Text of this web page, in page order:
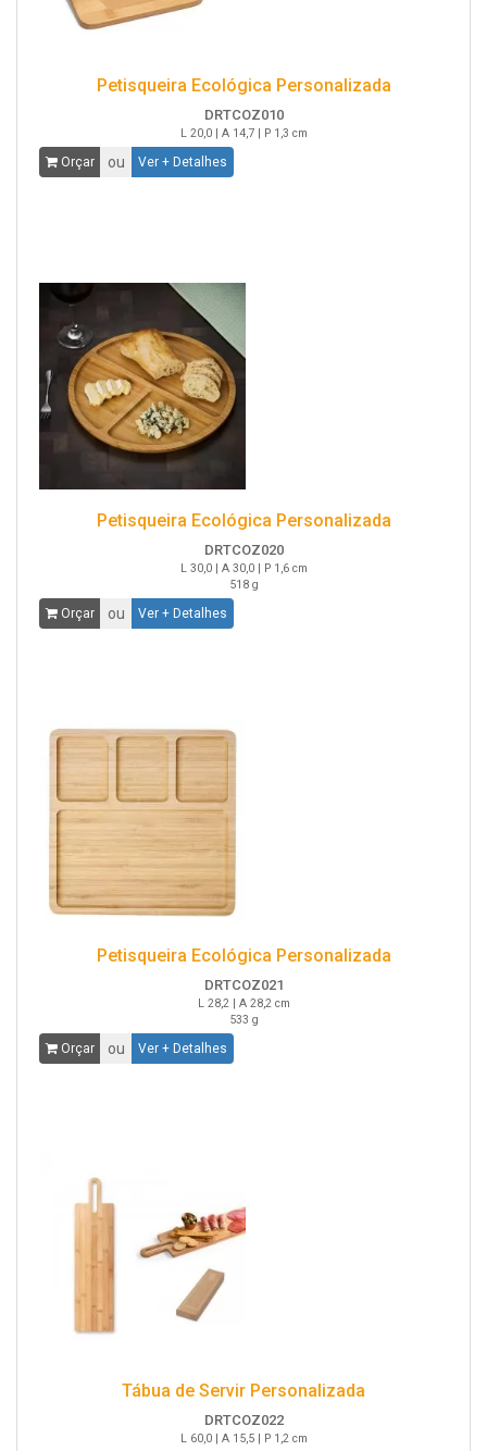
Petisqueira Ecológica Personalizada
DRTCOZ010
L 20,0 | A 14,7 | P 1,3 cm
Orçar ou Ver + Detalhes
Petisqueira Ecológica Personalizada
DRTCOZ020
L 30,0 | A 30,0 | P 1,6 cm
518 g
Orçar ou Ver + Detalhes
Petisqueira Ecológica Personalizada
DRTCOZ021
L 28,2 | A 28,2 cm
533 g
Orçar ou Ver + Detalhes
Tábua de Servir Personalizada
DRTCOZ022
L 60,0 | A 15,5 | P 1,2 cm